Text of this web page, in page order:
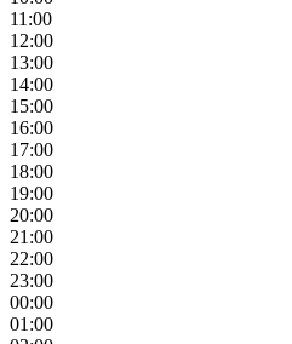
11:00
12:00
13:00
14:00
15:00
16:00
17:00
18:00
19:00
20:00
21:00
22:00
23:00
00:00
01:00